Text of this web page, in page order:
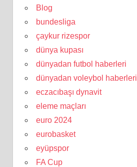
Blog
bundesliga
çaykur rizespor
dünya kupası
dünyadan futbol haberleri
dünyadan voleybol haberleri
eczacıbaşı dynavit
eleme maçları
euro 2024
eurobasket
eyüpspor
FA Cup